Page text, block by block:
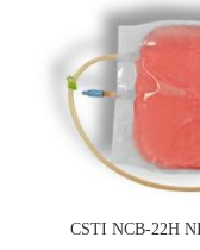
CSTI NCB-22H